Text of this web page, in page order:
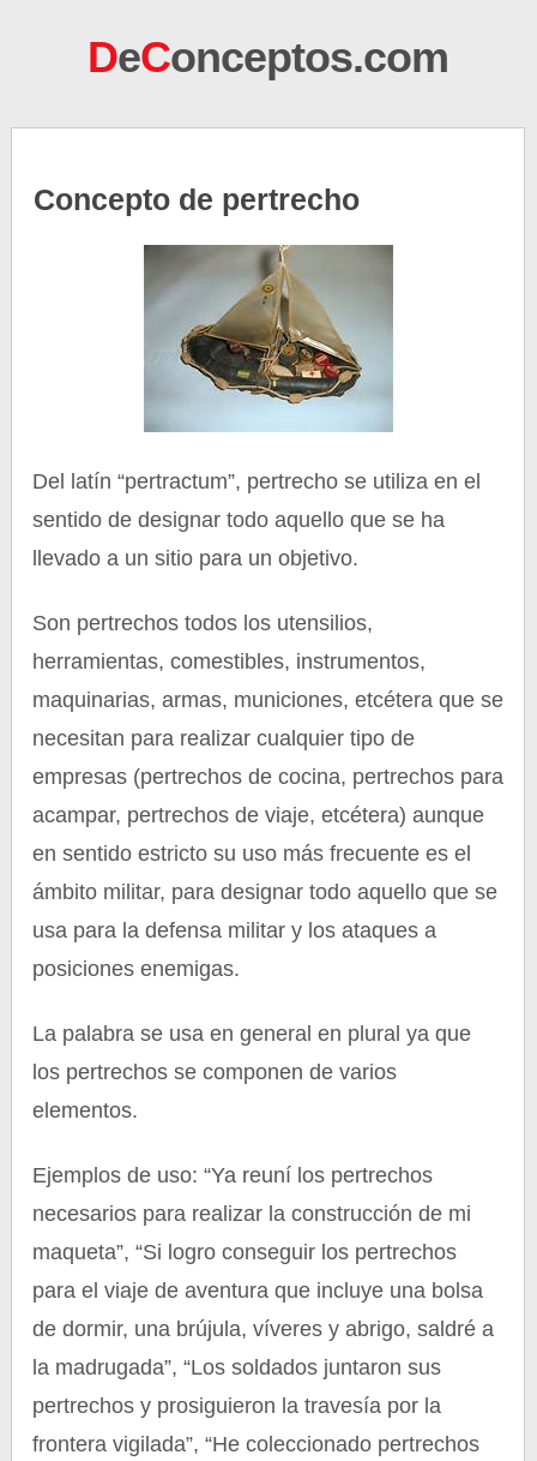
DeConceptos.com
Concepto de pertrecho
Del latín “pertractum”, pertrecho se utiliza en el
sentido de designar todo aquello que se ha
llevado a un sitio para un objetivo.
Son pertrechos todos los utensilios,
herramientas, comestibles, instrumentos,
maquinarias, armas, municiones, etcétera que se
necesitan para realizar cualquier tipo de
empresas (pertrechos de cocina, pertrechos para
acampar, pertrechos de viaje, etcétera) aunque
en sentido estricto su uso más frecuente es el
ámbito militar, para designar todo aquello que se
usa para la defensa militar y los ataques a
posiciones enemigas.
La palabra se usa en general en plural ya que
los pertrechos se componen de varios
elementos.
Ejemplos de uso: “Ya reuní los pertrechos
necesarios para realizar la construcción de mi
maqueta”, “Si logro conseguir los pertrechos
para el viaje de aventura que incluye una bolsa
de dormir, una brújula, víveres y abrigo, saldré a
la madrugada”, “Los soldados juntaron sus
pertrechos y prosiguieron la travesía por la
frontera vigilada”, “He coleccionado pertrechos